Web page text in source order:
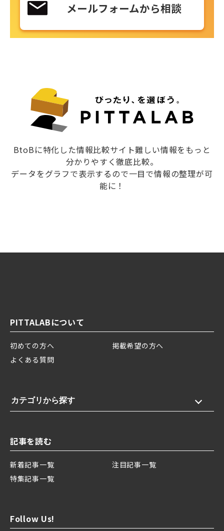
メールフォームから相談
BtoBに特化した情報比較サイト難しい情報をもっと
分かりやすく徹底比較。
データをグラフで表示するので一目で情報の整理が可
能に！
PITTALABについて
初めての方へ
掲載希望の方へ
よくある質問
カテゴリから探す
記事を読む
新着記事一覧
注目記事一覧
特集記事一覧
Follow Us!